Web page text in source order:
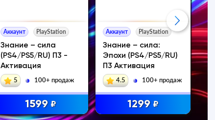
Аккаунт PlayStation
Знание – сила
(PS4/PS5/RU) П3 -
Активация
5 100+ продаж
1599 ₽
Аккаунт PlayStation
Знание – сила:
Эпохи (PS4/PS5/RU)
П3 Активация
4.5 100+ продаж
1299 ₽